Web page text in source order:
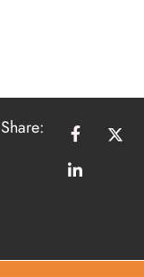
Share: